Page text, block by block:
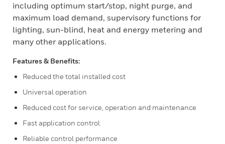
including optimum start/stop, night purge, and
maximum load demand, supervisory functions for
lighting, sun-blind, heat and energy metering and
many other applications.
Features & Benefits:
Reduced the total installed cost
Universal operation
Reduced cost for service, operation and maintenance
Fast application control
Reliable control performance